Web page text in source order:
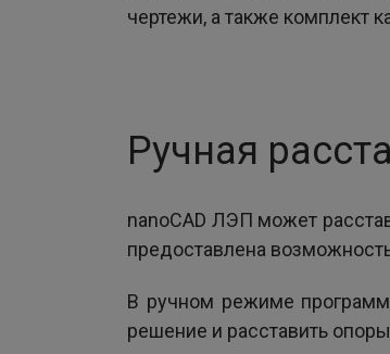
чертежи, а также комплект
Ручная
nanoCAD ЛЭП может
предоставлена
В ручном режиме
решение и расставить